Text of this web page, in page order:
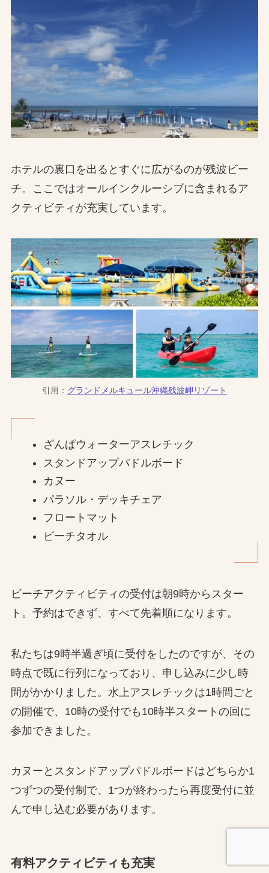
ホテルの裏口を出るとすぐに広がるのが残波ビー
チ。ここではオールインクルーシブに含まれるア
クティビティが充実しています。
引用： グランドメルキュール沖縄残波岬リゾート
ざんぱウォーターアスレチック
スタンドアップパドルボード
カヌー
パラソル・デッキチェア
フロートマット
ビーチタオル
ビーチアクティビティの受付は朝9時からスター
ト。予約はできず、すべて先着順になります。
私たちは9時半過ぎ頃に受付をしたのですが、その
時点で既に行列になっており、申し込みに少し時
間がかかりました。水上アスレチックは1時間ごと
の開催で、10時の受付でも10時半スタートの回に
参加できました。
カヌーとスタンドアップパドルボードはどちらか1
つずつの受付制で、1つが終わったら再度受付に並
んで申し込む必要があります。
有料アクティビティも充実